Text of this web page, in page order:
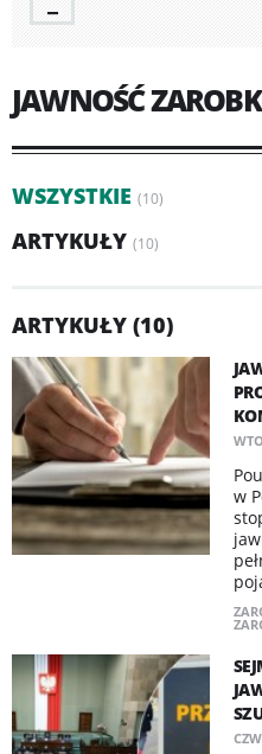
JAWNOŚĆ
WSZYSTKIE (10)
ARTYKUŁY (10)
ARTYKUŁY (10)
w